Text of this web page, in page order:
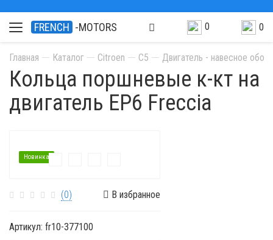
FRENCH -MOTORS 0 0
Главная Каталог Citroen C5 Двигатель - навесное
Кольца поршневые к-кт на
двигатель EP6 Freccia
Новинка
(0) В избранное
Артикул: fr10-377100